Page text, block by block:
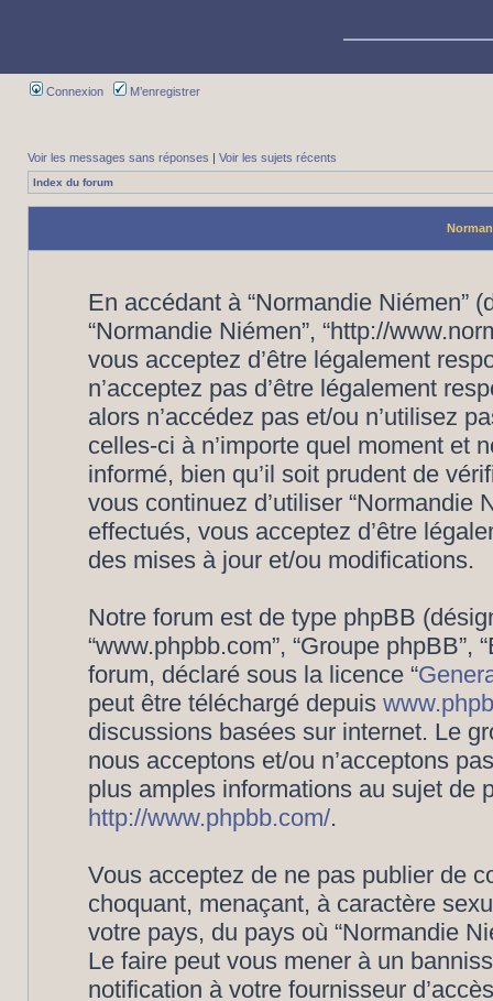
Connexion M’enregistrer
Voir les messages sans réponses | Voir les sujets récents
Index du forum
En accédant à “Normandie Niémen”
“Normandie Niémen”, “http://
vous acceptez d’être légalement
n’acceptez pas d’être légalement
alors n’accédez pas et/ou n’utilisez
celles-ci à n’importe quel moment et
informé, bien qu’il soit prudent de
vous continuez d’utiliser “Normandie
effectués, vous acceptez d’être
des mises à jour et/ou modifications.
Notre forum est de type phpBB
“www.phpbb.com”, “Groupe
forum, déclaré sous la licence “
peut être téléchargé depuis
discussions basées sur internet. Le
nous acceptons et/ou n’acceptons
plus amples informations au sujet de
http://www.phpbb.com/.
Vous acceptez de ne pas publier de
choquant, menaçant, à caractère
votre pays, du pays où “Normandie
Le faire peut vous mener à un
notification à votre fournisseur